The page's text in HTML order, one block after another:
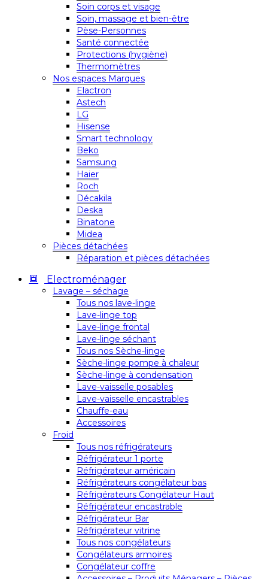
Soin corps et visage
Soin, massage et bien-être
Pèse-Personnes
Santé connectée
Protections (hygiène)
Thermomètres
Nos espaces Marques
Elactron
Astech
LG
Hisense
Smart technology
Beko
Samsung
Haier
Roch
Décakila
Deska
Binatone
Midea
Pièces détachées
Réparation et pièces détachées
Electroménager
Lavage – séchage
Tous nos lave-linge
Lave-linge top
Lave-linge frontal
Lave-linge séchant
Tous nos Sèche-linge
Sèche-linge pompe à chaleur
Sèche-linge à condensation
Lave-vaisselle posables
Lave-vaisselle encastrables
Chauffe-eau
Accessoires
Froid
Tous nos réfrigérateurs
Réfrigérateur 1 porte
Réfrigérateur américain
Réfrigérateurs congélateur bas
Réfrigérateurs Congélateur Haut
Réfrigérateur encastrable
Réfrigérateur Bar
Réfrigérateur vitrine
Tous nos congélateurs
Congélateurs armoires
Congélateur coffre